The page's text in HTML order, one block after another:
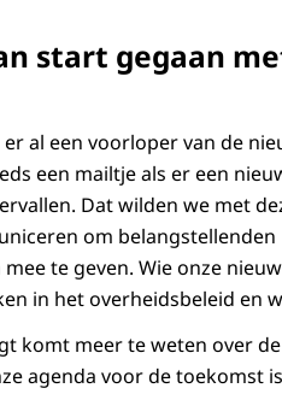
start gegaan
er al een voorloper van de
een mailtje als er een
Dat wilden we met
om
te geven. Wie onze
in het overheidsbeleid en
komt meer te weten over
agenda voor de toekomst